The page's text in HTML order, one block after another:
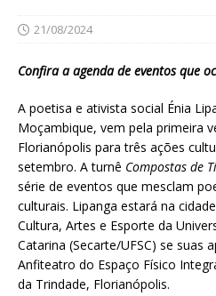
21/08/2024
Confira a agenda de eventos que
A poetisa e ativista social Énia
Moçambique, vem pela primeira
Florianópolis para três ações
setembro. A turnê Compostas de
série de eventos que mesclam
culturais. Lipanga estará na
Cultura, Artes e Esporte da
Catarina (Secarte/UFSC) se suas
Anfiteatro do Espaço Físico
da Trindade, Florianópolis.